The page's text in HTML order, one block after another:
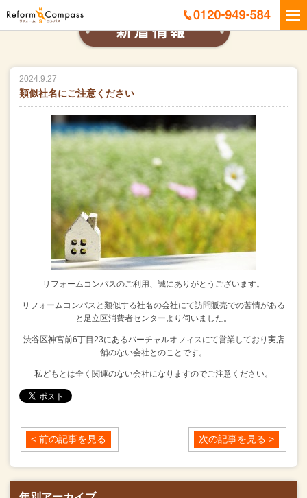
2024.9.27
類似社名にご注意ください
リフォームコンパスのご利用、誠にありがとうございます。
リフォームコンパスと類似する社名の会社にて訪問販売での苦情がある
と足立区消費者センターより伺いました。
渋谷区神宮前6丁目23にあるバーチャルオフィスにて営業しており 実店
舗のない会社とのことです。
私どもとは全く関連のない会社になりますのでご注意ください。
< 前の記事を見る 次の記事を見る >